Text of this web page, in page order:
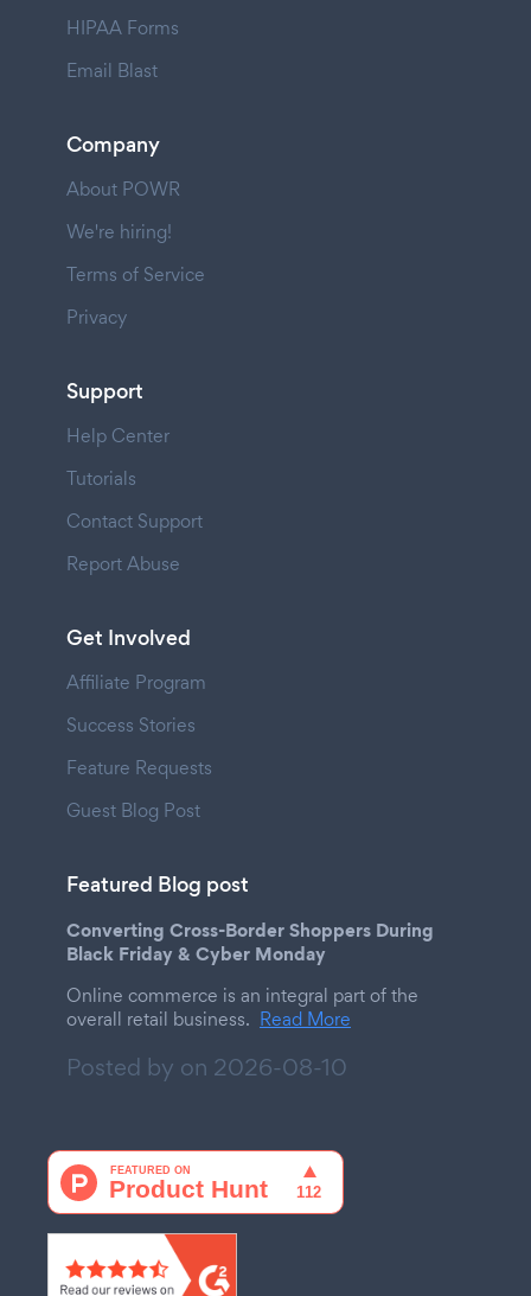
HIPAA Forms
Email Blast
Company
About POWR
We're hiring!
Terms of Service
Privacy
Support
Help Center
Tutorials
Contact Support
Report Abuse
Get Involved
Affiliate Program
Success Stories
Feature Requests
Guest Blog Post
Featured Blog post
Converting Cross-Border Shoppers During
Black Friday & Cyber Monday
Online commerce is an integral part of the
overall retail business. Read More
Posted by on 2026-08-10